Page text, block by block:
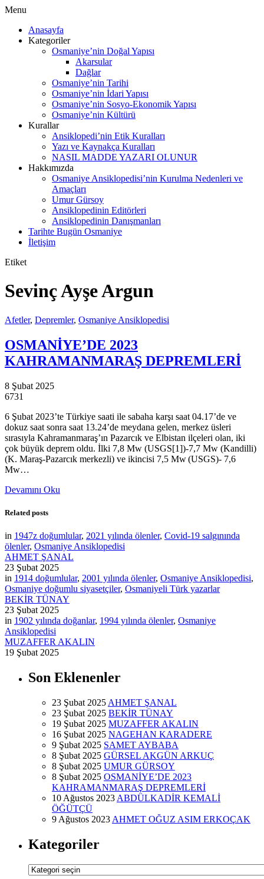
Menu
Anasayfa
Kategoriler
Osmaniye’nin Doğal Yapısı
Akarsular
Dağlar
Osmaniye’nin Tarihi
Osmaniye’nin İdari Yapısı
Osmaniye’nin Sosyo-Ekonomik Yapısı
Osmaniye’nin Kültürü
Kurallar
Ansiklopedi’nin Etik Kuralları
Yazı ve Kaynakça Kuralları
NASIL MADDE YAZARI OLUNUR
Hakkımızda
Osmaniye Ansiklopedisi’nin Kurulma Nedenleri ve
Amaçları
Umur Gürsoy
Ansiklopedinin Editörleri
Ansiklopedinin Danışmanları
Tarihte Bugün Osmaniye
İletişim
Etiket
Sevinç Ayşe Argun
Afetler, Depremler, Osmaniye Ansiklopedisi
OSMANİYE’DE 2023
KAHRAMANMARAŞ DEPREMLERİ
8 Şubat 2025
6731
6 Şubat 2023’te Türkiye saati ile sabaha karşı saat 04.17’de ve
dokuz saat sonra saat 13.24’de meydana gelen, merkez üsleri
sırasıyla Kahramanmaraş’ın Pazarcık ve Elbistan ilçeleri olan, iki
çok büyük deprem oldu. İlki 7,8 Mw (USGS[1])-7,7 Mw (Kandilli)
(K. Maraş-Pazarcık merkezli) ve ikincisi 7,5 Mw (USGS)- 7,6
Mw…
Devamını Oku
Related posts
in 1947z doğumlular, 2021 yılında ölenler, Covid-19 salgınında
ölenler, Osmaniye Ansiklopedisi
AHMET ŞANAL
23 Şubat 2025
in 1914 doğumlular, 2001 yılında ölenler, Osmaniye Ansiklopedisi,
Osmaniye doğumlu siyasetçiler, Osmaniyeli Türk yazarlar
BEKİR TÜNAY
23 Şubat 2025
in 1902 yılında doğanlar, 1994 yılında ölenler, Osmaniye
Ansiklopedisi
MUZAFFER AKALIN
19 Şubat 2025
Son Eklenenler
23 Şubat 2025 AHMET ŞANAL
23 Şubat 2025 BEKİR TÜNAY
19 Şubat 2025 MUZAFFER AKALIN
16 Şubat 2025 NAGEHAN KARADERE
9 Şubat 2025 SAMET AYBABA
8 Şubat 2025 GÜRSEL AKGÜN ARKUÇ
8 Şubat 2025 UMUR GÜRSOY
8 Şubat 2025 OSMANİYE’DE 2023
KAHRAMANMARAŞ DEPREMLERİ
10 Ağustos 2023 ABDÜLKADİR KEMALİ
ÖĞÜTÇÜ
9 Ağustos 2023 AHMET OĞUZ ASIM ERKOÇAK
Kategoriler
Kategoriler